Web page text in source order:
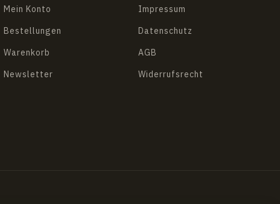
Mein Konto
Bestellungen
Warenkorb
Newsletter
Impressum
Datenschutz
AGB
Widerrufsrecht